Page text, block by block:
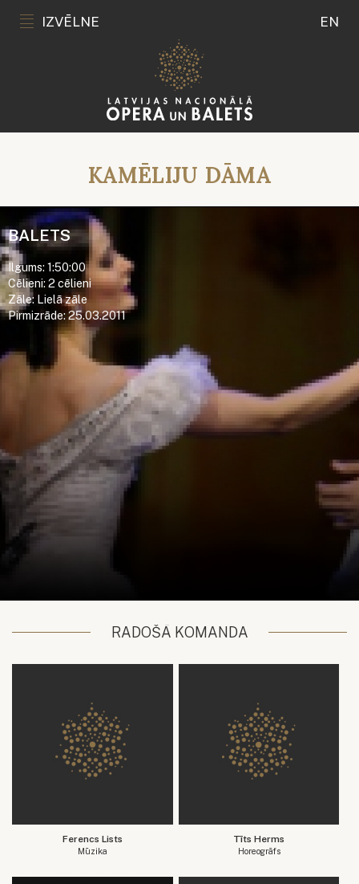
IZVĒLNE EN
KAMĒLIJU DĀMA
BALETS
Ilgums: 1:50:00
Cēlieni: 2 cēlieni
Zāle: Lielā zāle
Pirmizrāde: 25.03.2011
RADOŠĀ KOMANDA
Ferencs Lists
Mūzika
Tīts Herms
Horeogrāfs